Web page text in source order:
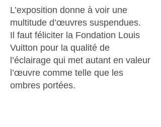
L’exposition donne à voir une
multitude d’œuvres suspendues.
Il faut féliciter la Fondation Louis
Vuitton pour la qualité de
l’éclairage qui met autant en valeur
l’œuvre comme telle que les
ombres portées.